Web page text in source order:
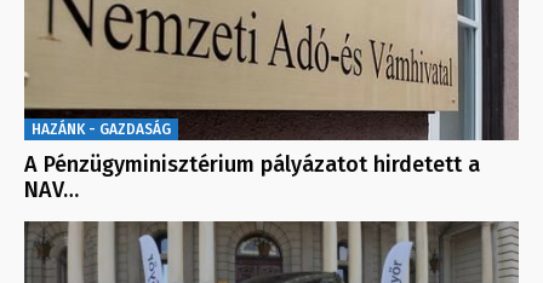
HAZÁNK - GAZDASÁG
A Pénzügyminisztérium pályázatot hirdetett a
NAV…